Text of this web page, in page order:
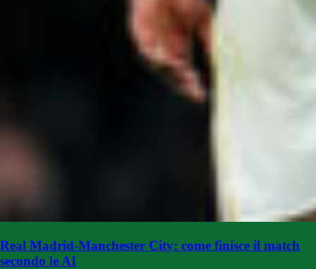
Real Madrid-Manchester City: come finisce il match
secondo le AI